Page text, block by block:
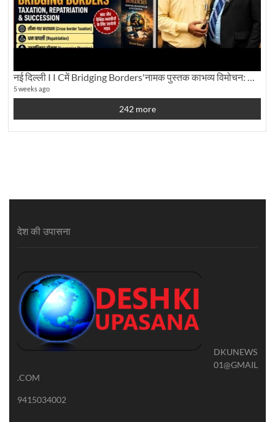
नई दिल्ली I I Cमें Bridging Borders'नामक पुस्तक काभव्य विमोचन: Dku ब्यूरो चीफ की ग्राउंड रिपोर्टिंग
5 weeks ago
242 more
देश की उपासना
DKUNEWS
01@GMAIL
.COM
9415034002